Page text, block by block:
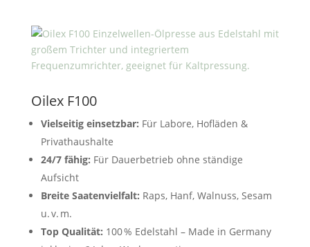
Oilex F100
Vielseitig einsetzbar: Für Labore, Hofläden &
Privathaushalte
24/7 fähig: Für Dauerbetrieb ohne ständige
Aufsicht
Breite Saatenvielfalt: Raps, Hanf, Walnuss, Sesam
u. v. m.
Top Qualität: 100 % Edelstahl – Made in Germany